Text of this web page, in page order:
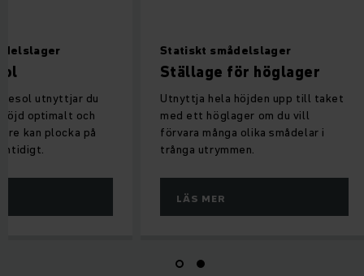
utnyttjar du
optimalt och
kan plocka på
Statiskt smådelslager
Ställage för höglager
Utnyttja hela höjden upp till taket
med ett höglager om du vill
förvara många olika smådelar i
trånga utrymmen.
LÄS MER